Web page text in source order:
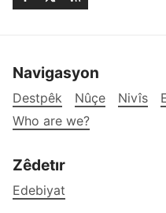
Navigasyon
Destpêk Nûçe Nivîs
Who are we?
Zêdetır
Edebiyat